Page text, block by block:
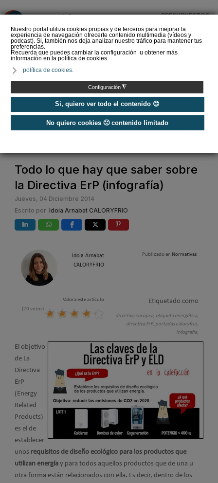
Nuestro portal utiliza cookies propias y de terceros para mejorar la
experiencia de navegación ofrecerte contenido multimedia (vídeos y
podcast). Si, también nos deja analizar nuestro tráfico para mantener tus
preferencias.
Recuerda que puedes cambiar la configuración u obtener más
información en la política de cookies.
política de cookies.
Configuración ◮
Si, quiero ver todo el contenido 😊
No quiero cookies 🙁 contenido limitado
PRESUPUESTOS
del Amperio (Episodio 3)
Noticias / Normativas
/
Todo lo que hay que saber sobre
la Directiva ErP (infografía)
Jueves, 04 Diciembre 2014
Escrito por Idoia Arnabat CALORYFRIO
Idoia Arnabat
CALORYFRIO
Publicado en Normativas
Valora este artículo
(20 votos)
Etiquetado como
directiva europea, etiqueta energética,
directiva ErP, portadas caloryfrio,
infografia,
El objetivo
de La
Directiva
ErP
(Energy
Related
Products)
es el de
establecer
unos requisitos de diseño ecológico para los productos que
utilizan energía y para todos aquellos productos que de una u
otra forma están relacionados con ella. Es decir, dentro de los